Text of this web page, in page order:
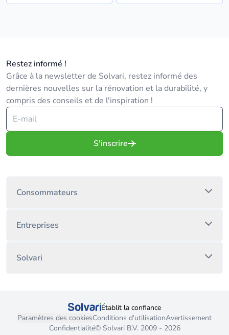
Restez informé !
Grâce à la newsletter de Solvari, restez informé des
dernières nouvelles sur la rénovation et la durabilité, y
compris des conseils et de l'inspiration !
S'inscrire
Consommateurs
Entreprises
Solvari
Établit la confiance
Paramètres des cookiesConditions d'utilisationAvertissement
Confidentialité© Solvari B.V. 2009 - 2026